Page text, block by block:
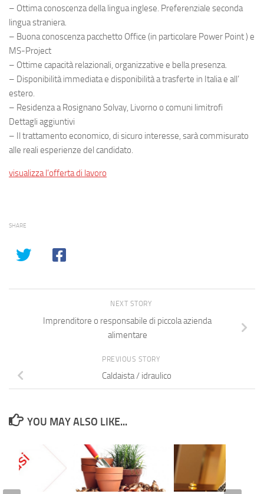
– Ottima conoscenza della lingua inglese. Preferenziale seconda
lingua straniera.
– Buona conoscenza pacchetto Office (in particolare Power Point ) e
MS-Project
– Ottime capacità relazionali, organizzative e bella presenza.
– Disponibilità immediata e disponibilità a trasferte in Italia e all’
estero.
– Residenza a Rosignano Solvay, Livorno o comuni limitrofi
Dettagli aggiuntivi
– Il trattamento economico, di sicuro interesse, sarà commisurato
alle reali esperienze del candidato.
visualizza l’offerta di lavoro
SHARE
NEXT STORY
Imprenditore o responsabile di piccola azienda
alimentare
PREVIOUS STORY
Caldaista / idraulico
YOU MAY ALSO LIKE...